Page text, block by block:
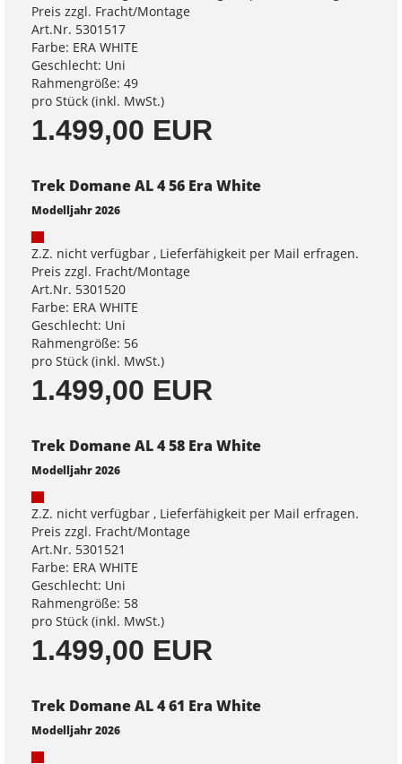
Preis zzgl. Fracht/Montage
Art.Nr. 5301517
Farbe: ERA WHITE
Geschlecht: Uni
Rahmengröße: 49
pro Stück (inkl. MwSt.)
1.499,00 EUR
Trek Domane AL 4 56 Era White
Modelljahr 2026
Z.Z. nicht verfügbar , Lieferfähigkeit per Mail erfragen.
Preis zzgl. Fracht/Montage
Art.Nr. 5301520
Farbe: ERA WHITE
Geschlecht: Uni
Rahmengröße: 56
pro Stück (inkl. MwSt.)
1.499,00 EUR
Trek Domane AL 4 58 Era White
Modelljahr 2026
Z.Z. nicht verfügbar , Lieferfähigkeit per Mail erfragen.
Preis zzgl. Fracht/Montage
Art.Nr. 5301521
Farbe: ERA WHITE
Geschlecht: Uni
Rahmengröße: 58
pro Stück (inkl. MwSt.)
1.499,00 EUR
Trek Domane AL 4 61 Era White
Modelljahr 2026